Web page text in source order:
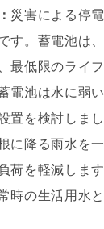
災害による停
す。蓄電池は
最低限のライ
電池は水に弱
置を検討しまし
に降る雨水を
荷を軽減しま
時の生活用水